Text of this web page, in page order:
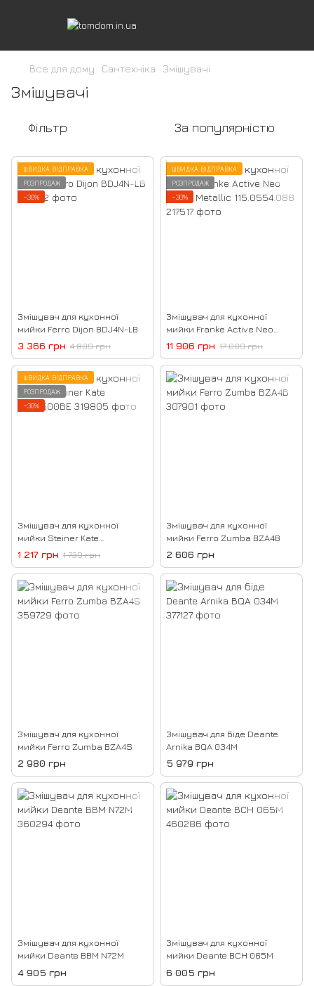
Все для дому Сантехніка Змішувачі
Змішувачі
Фільтр За популярністю
ШВИДКА ВІДПРАВКА
РОЗПРОДАЖ
−30%
Змішувач для кухонної
мийки Ferro Dijon BDJ4N-LB
3 366 грн 4 809 грн
ШВИДКА ВІДПРАВКА
РОЗПРОДАЖ
−30%
Змішувач для кухонної
мийки Franke Active Neo
Super Metallic 115.0554.088
11 906 грн 17 009 грн
ШВИДКА ВІДПРАВКА
РОЗПРОДАЖ
−30%
Змішувач для кухонної
мийки Steiner Kate
3623500BE
1 217 грн 1 739 грн
Змішувач для кухонної
мийки Ferro Zumba BZA4B
2 606 грн
Змішувач для кухонної
мийки Ferro Zumba BZA4S
2 980 грн
Змішувач для біде Deante
Arnika BQA 034M
5 979 грн
Змішувач для кухонної
мийки Deante BBM N72M
4 905 грн
Змішувач для кухонної
мийки Deante BCH 065M
6 005 грн